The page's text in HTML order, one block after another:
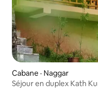
Cabane · Naggar
Séjour en duplex Kath